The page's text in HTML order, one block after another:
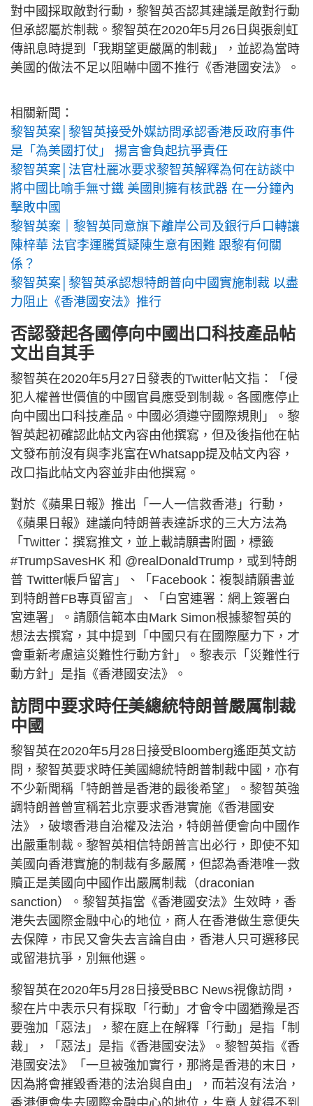
對中國採取敵對行動，黎智英否認其建議是敵對行動
但承認屬於制裁。黎智英在2020年5月26日與張劍虹
傳訊息時提到「我期望更嚴厲的制裁」，並認為當時
美國的做法不足以阻嚇中國不推行《香港國安法》。
相關新聞：
黎智英案│黎智英接受外媒訪問承認香港反政府事件
是「為美國打仗」 揚言會負起抗爭責任
黎智英案│法官杜麗冰要求黎智英解釋為何在訪談中
將中國比喻手無寸鐵 美國則擁有核武器 在一分鐘內
擊敗中國
黎智英案｜黎智英同意旗下離岸公司及銀行戶口轉讓
陳梓華 法官李運騰質疑陳生意有困難 跟黎有何關
係？
黎智英案│黎智英承認想特朗普向中國實施制裁 以盡
力阻止《香港國安法》推行
否認發起各國停向中國出口科技產品帖
文出自其手
黎智英在2020年5月27日發表的Twitter帖文指：「侵
犯人權普世價值的中國官員應受到制裁。各國應停止
向中國出口科技產品。中國必須遵守國際規則」。黎
智英起初確認此帖文內容由他撰寫，但及後指他在帖
文發布前沒有與李兆富在Whatsapp提及帖文內容，
改口指此帖文內容並非由他撰寫。
對於《蘋果日報》推出「一人一信救香港」行動，
《蘋果日報》建議向特朗普表達訴求的三大方法為
「Twitter：撰寫推文，並上載請願書附圖，標籤
#TrumpSavesHK 和 @realDonaldTrump，或到特朗
普 Twitter帳戶留言」、「Facebook：複製請願書並
到特朗普FB專頁留言」、「白宮連署：網上簽署白
宮連署」。請願信範本由Mark Simon根據黎智英的
想法去撰寫，其中提到「中國只有在國際壓力下，才
會重新考慮這災難性行動方針」。黎表示「災難性行
動方針」是指《香港國安法》。
訪問中要求時任美總統特朗普嚴厲制裁
中國
黎智英在2020年5月28日接受Bloomberg遙距英文訪
問，黎智英要求時任美國總統特朗普制裁中國，亦有
不少新聞稱「特朗普是香港的最後希望」。黎智英強
調特朗普曾宣稱若北京要求香港實施《香港國安
法》，破壞香港自治權及法治，特朗普便會向中國作
出嚴重制裁。黎智英相信特朗普言出必行，即使不知
美國向香港實施的制裁有多嚴厲，但認為香港唯一救
贖正是美國向中國作出嚴厲制裁（draconian
sanction）。黎智英指當《香港國安法》生效時，香
港失去國際金融中心的地位，商人在香港做生意便失
去保障，市民又會失去言論自由，香港人只可選移民
或留港抗爭，別無他選。
黎智英在2020年5月28日接受BBC News視像訪問，
黎在片中表示只有採取「行動」才會令中國猶豫是否
要強加「惡法」，黎在庭上在解釋「行動」是指「制
裁」，「惡法」是指《香港國安法》。黎智英指《香
港國安法》「一旦被強加實行，那將是香港的末日，
因為將會摧毀香港的法治與自由」，而若沒有法治，
香港便會失去國際金融中心的地位，生意人就得不到